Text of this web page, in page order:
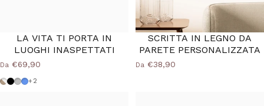
LA VITA TI PORTA IN
LUOGHI INASPETTATI
Da €69,90
Tortora-bianco
Nero
Grigio Medio
Azzurro Polvere
+2
SCRITTA IN LEGNO DA
PARETE PERSONALIZZATA
Da €38,90